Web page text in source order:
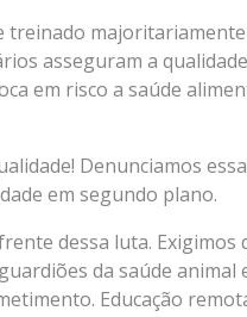
asseguram a
em risco a saúde
Denunciamos
em segundo plano.
dessa luta.
da saúde animal
Educação